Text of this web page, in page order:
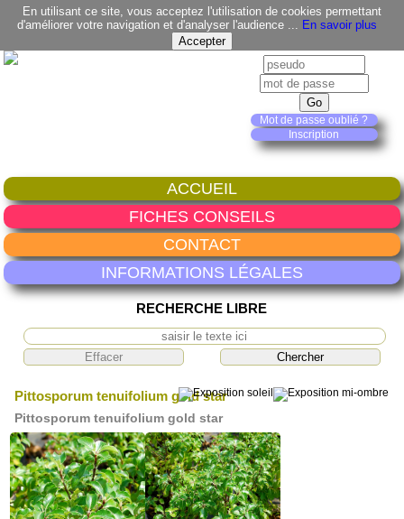
En utilisant ce site, vous acceptez l'utilisation de cookies permettant
d'améliorer votre navigation et d'analyser l'audience ... En savoir plus
Mot de passe oublié ?
Inscription
ACCUEIL
FICHES CONSEILS
CONTACT
INFORMATIONS LÉGALES
RECHERCHE LIBRE
Pittosporum tenuifolium gold star
Pittosporum tenuifolium gold star